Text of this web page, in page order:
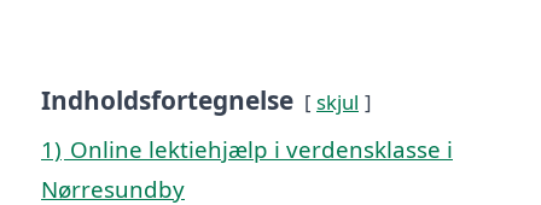
Indholdsfortegnelse skjul
1) Online lektiehjælp i verdensklasse i
Nørresundby